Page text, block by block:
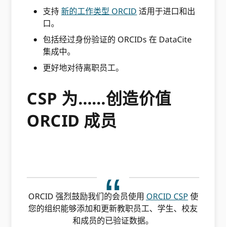
支持新的工作类型 ORCID 适用于进口和出
口。
包括经过身份验证的 ORCIDs 在 DataCite
集成中。
更好地对待离职员工。
CSP 为……创造价值
ORCID 成员
ORCID 强烈鼓励我们的会员使用 ORCID CSP 使
您的组织能够添加和更新教职员工、学生、校友
和成员的已验证数据。